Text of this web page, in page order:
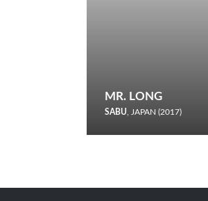
MR. LONG
SABU , JAPAN (2017)
den Wettbewerb.